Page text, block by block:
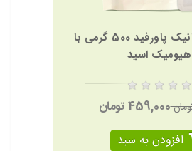
پک کود ارگانیک پاورفید 500 گرمی با
هیومیک اسید
459,000 تومان
افزودن به سبد